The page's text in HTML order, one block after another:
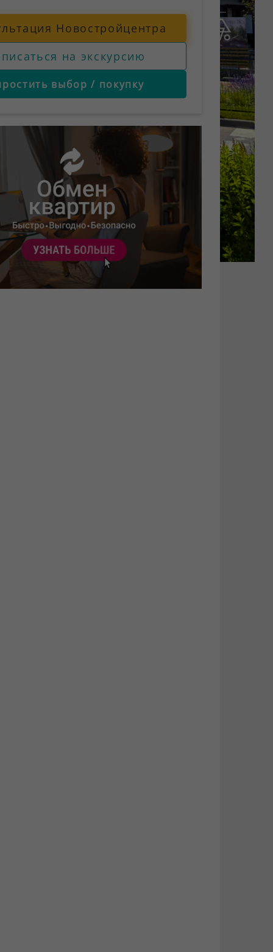
Новостройцентра
на экскурсию
выбор / покупку